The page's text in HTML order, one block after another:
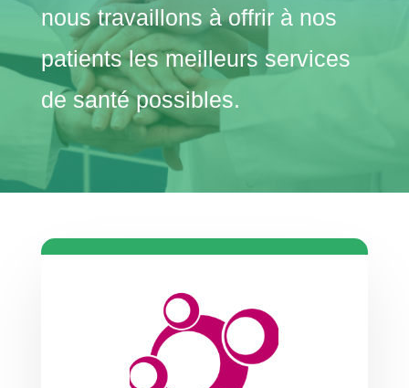
nous travaillons à offrir à nos
patients les meilleurs services
de santé possibles.